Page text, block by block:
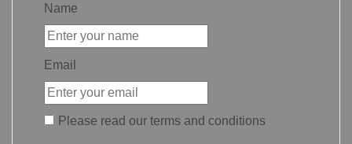
Name
Email
Please read our terms and conditions